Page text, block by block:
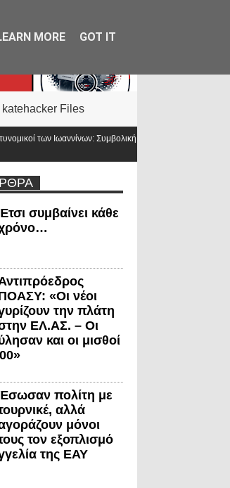
katehacker Files
διαμαρτυρία για τις αποσπάσεις – «Η Ελλάδα δεν είναι
συμβαίνει κάθε
«Οι νέοι
την πλάτη
ΕΛ.ΑΣ. – Οι
και οι μισθοί
πολίτη με
αλλά
μόνοι
τον εξοπλισμό
της ΕΑΥ
MORE GOT IT